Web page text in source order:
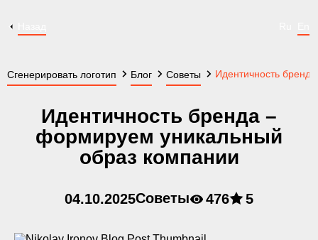
Сгенерировать логотип Блог Советы Идентичность
Идентичность бренда –
формируем уникальный
образ компании
04.10.2025Советы 476 5